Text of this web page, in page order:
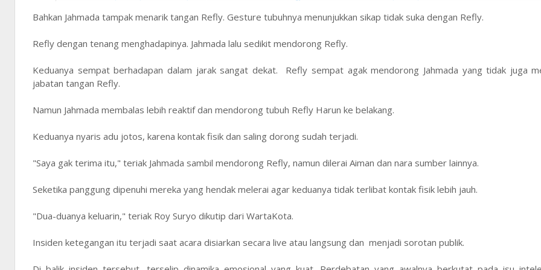
Bahkan Jahmada tampak menarik tangan Refly. Gesture tubuhnya menunjukkan sikap tidak suka dengan Refly.
Refly dengan tenang menghadapinya. Jahmada lalu sedikit mendorong Refly.
Keduanya sempat berhadapan dalam jarak sangat dekat. Refly sempat agak mendorong Jahmada yang tidak juga
jabatan tangan Refly.
Namun Jahmada membalas lebih reaktif dan mendorong tubuh Refly Harun ke belakang.
Keduanya nyaris adu jotos, karena kontak fisik dan saling dorong sudah terjadi.
"Saya gak terima itu," teriak Jahmada sambil mendorong Refly, namun dilerai Aiman dan nara sumber lainnya.
Seketika panggung dipenuhi mereka yang hendak melerai agar keduanya tidak terlibat kontak fisik lebih jauh.
"Dua-duanya keluarin," teriak Roy Suryo dikutip dari WartaKota.
Insiden ketegangan itu terjadi saat acara disiarkan secara live atau langsung dan menjadi sorotan publik.